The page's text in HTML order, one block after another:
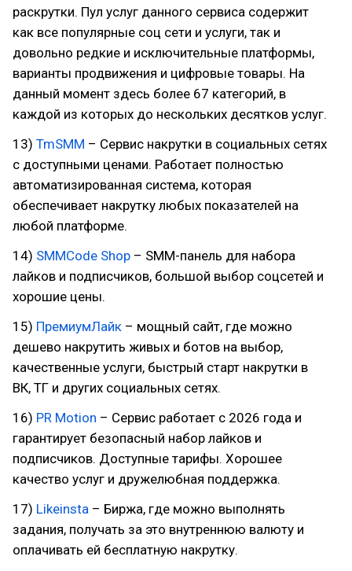
раскрутки. Пул услуг данного сервиса содержит
как все популярные соц сети и услуги, так и
довольно редкие и исключительные платформы,
варианты продвижения и цифровые товары. На
данный момент здесь более 67 категорий, в
каждой из которых до нескольких десятков услуг.
13) TmSMM – Сервис накрутки в социальных сетях
с доступными ценами. Работает полностью
автоматизированная система, которая
обеспечивает накрутку любых показателей на
любой платформе.
14) SMMCode Shop – SMM-панель для набора
лайков и подписчиков, большой выбор соцсетей и
хорошие цены.
15) ПремиумЛайк – мощный сайт, где можно
дешево накрутить живых и ботов на выбор,
качественные услуги, быстрый старт накрутки в
ВК, ТГ и других социальных сетях.
16) PR Motion – Сервис работает с 2026 года и
гарантирует безопасный набор лайков и
подписчиков. Доступные тарифы. Хорошее
качество услуг и дружелюбная поддержка.
17) Likeinsta – Биржа, где можно выполнять
задания, получать за это внутреннюю валюту и
оплачивать ей бесплатную накрутку.